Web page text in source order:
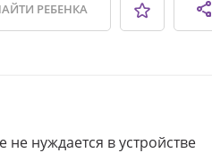
РЕБЕНКА
нуждается в устройстве